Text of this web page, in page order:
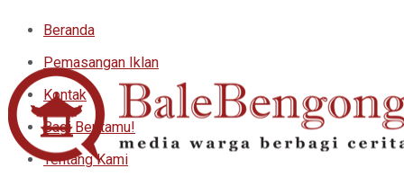
Beranda
Pemasangan Iklan
Kontak
Bagi Beritamu!
Tentang Kami